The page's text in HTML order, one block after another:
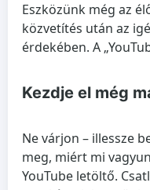
Eszközünk még az
közvetítés után az
érdekében. A
Kezdje el még
Ne várjon – illessze
meg, miért mi
YouTube letöltő.